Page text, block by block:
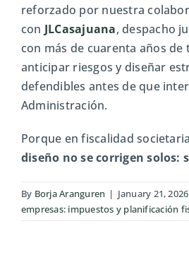
reforzado por nuestra
con JLCasajuana, despacho
con más de cuarenta años de
anticipar riesgos y diseñar
defendibles antes de que
Administración.
Porque en fiscalidad
diseño no se corrigen solos:
By Borja Aranguren | January 21, 2026
empresas: impuestos y planificación